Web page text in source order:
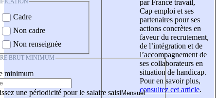
Cadre
Non cadre
Non renseignée
BRUT MINIMUM
minimum
une périodicité pour le salaire saisi
par France travail,
Cap emploi et ses
partenaires pour ses
actions concrètes en
faveur du recrutement,
de l’intégration et de
l’accompagnement de
ses collaborateurs en
situation de handicap.
Pour en savoir plus,
consultez cet article.